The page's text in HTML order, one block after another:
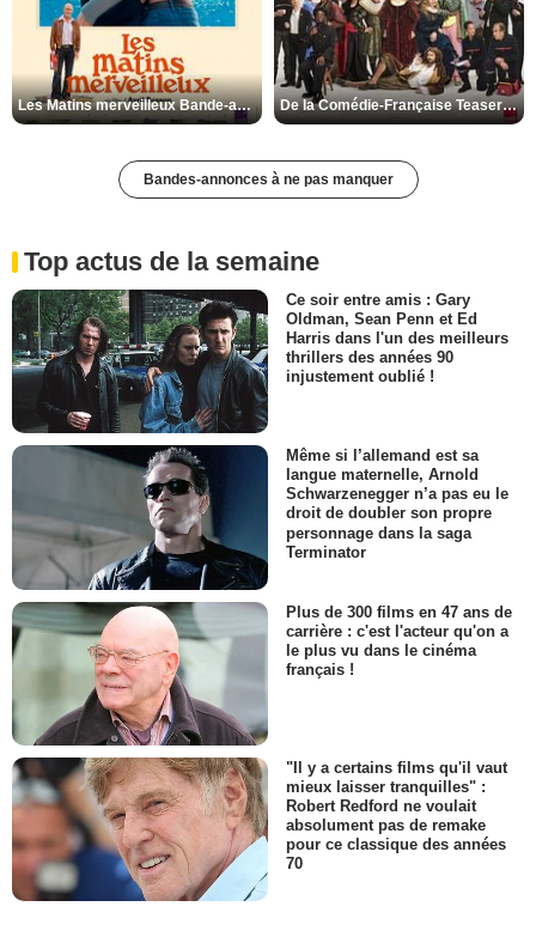
Les Matins merveilleux Bande-annonce VF De la Comédie-Française Teaser VF
Bandes-annonces à ne pas manquer
Top actus de la semaine
Ce soir entre amis : Gary
Oldman, Sean Penn et Ed
Harris dans l'un des meilleurs
thrillers des années 90
injustement oublié !
Même si l’allemand est sa
langue maternelle, Arnold
Schwarzenegger n’a pas eu le
droit de doubler son propre
personnage dans la saga
Terminator
Plus de 300 films en 47 ans de
carrière : c'est l'acteur qu'on a
le plus vu dans le cinéma
français !
"Il y a certains films qu'il vaut
mieux laisser tranquilles" :
Robert Redford ne voulait
absolument pas de remake
pour ce classique des années
70